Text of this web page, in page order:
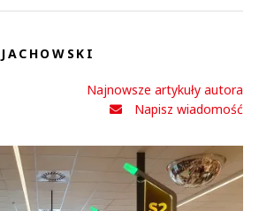
Najnowsze artykuły autora
Napisz wiadomość